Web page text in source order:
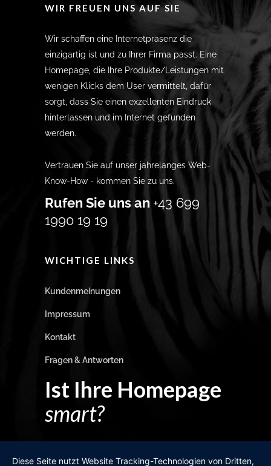
WIR FREUEN UNS AUF SIE
Wir schaffen eine Internetpräsenz die
einzigartig ist und zu Ihrer Firma passt. Eine
Homepage, die Ihre Produkte/Leistungen mit
wenigen Klicks dem User vermittelt, dafür
sorgt, dass Sie einen exzellenten Eindruck
hinterlassen und im Internet gefunden
werden.
Vertrauen Sie auf unser jahrelanges Web-
Know-How - kommen Sie zu uns.
Rufen Sie uns an +43 699
1990 19 19
WICHTIGE LINKS
Kundenmeinungen
Impressum
Kontakt
Fragen & Antworten
Ist Ihre Homepage
smart?
Diese Seite nutzt Website Tracking-Technologien von Dritten,